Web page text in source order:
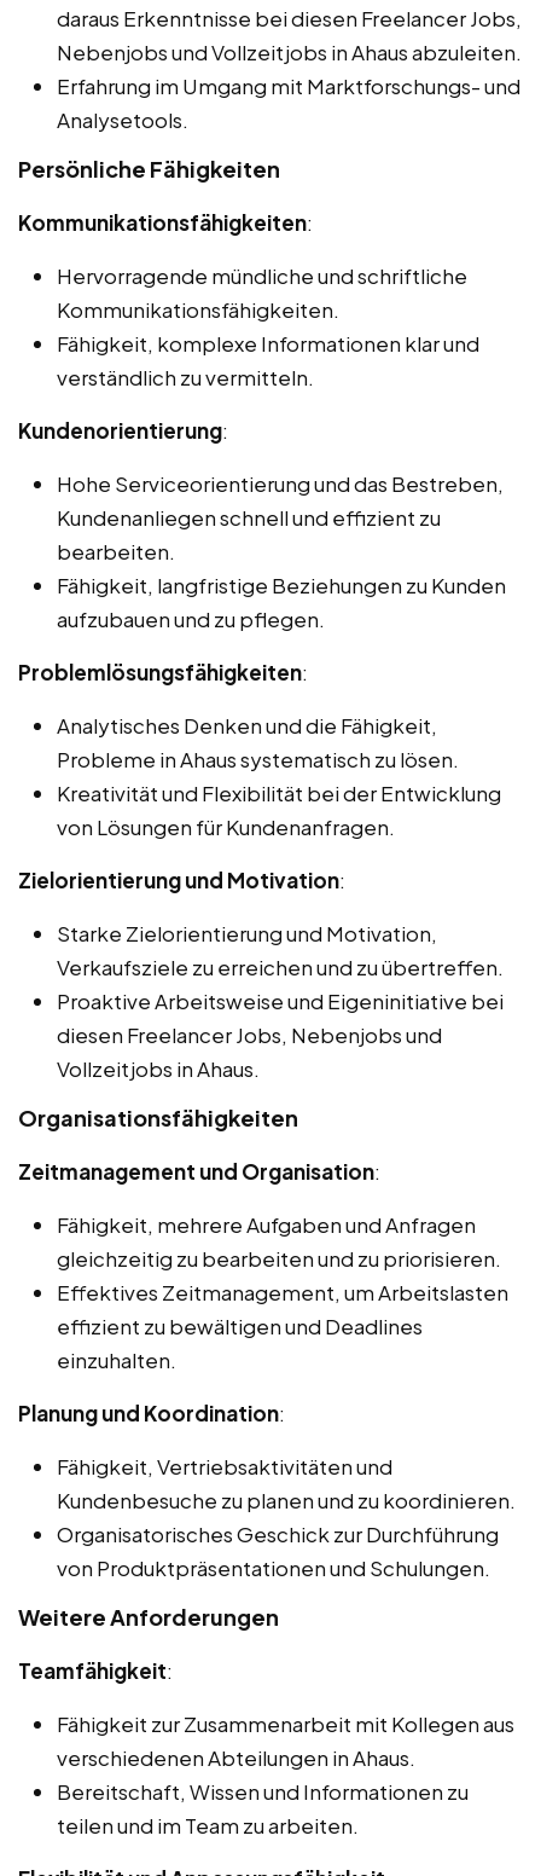
daraus Erkenntnisse bei diesen Freelancer Jobs,
Nebenjobs und Vollzeitjobs in Ahaus abzuleiten.
Erfahrung im Umgang mit Marktforschungs- und
Analysetools.
Persönliche Fähigkeiten
Kommunikationsfähigkeiten:
Hervorragende mündliche und schriftliche
Kommunikationsfähigkeiten.
Fähigkeit, komplexe Informationen klar und
verständlich zu vermitteln.
Kundenorientierung:
Hohe Serviceorientierung und das Bestreben,
Kundenanliegen schnell und effizient zu
bearbeiten.
Fähigkeit, langfristige Beziehungen zu Kunden
aufzubauen und zu pflegen.
Problemlösungsfähigkeiten:
Analytisches Denken und die Fähigkeit,
Probleme in Ahaus systematisch zu lösen.
Kreativität und Flexibilität bei der Entwicklung
von Lösungen für Kundenanfragen.
Zielorientierung und Motivation:
Starke Zielorientierung und Motivation,
Verkaufsziele zu erreichen und zu übertreffen.
Proaktive Arbeitsweise und Eigeninitiative bei
diesen Freelancer Jobs, Nebenjobs und
Vollzeitjobs in Ahaus.
Organisationsfähigkeiten
Zeitmanagement und Organisation:
Fähigkeit, mehrere Aufgaben und Anfragen
gleichzeitig zu bearbeiten und zu priorisieren.
Effektives Zeitmanagement, um Arbeitslasten
effizient zu bewältigen und Deadlines
einzuhalten.
Planung und Koordination:
Fähigkeit, Vertriebsaktivitäten und
Kundenbesuche zu planen und zu koordinieren.
Organisatorisches Geschick zur Durchführung
von Produktpräsentationen und Schulungen.
Weitere Anforderungen
Teamfähigkeit:
Fähigkeit zur Zusammenarbeit mit Kollegen aus
verschiedenen Abteilungen in Ahaus.
Bereitschaft, Wissen und Informationen zu
teilen und im Team zu arbeiten.